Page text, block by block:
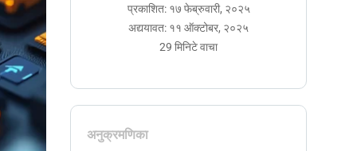
प्रकाशित: १७ फेब्रुवारी, २०२५
अद्ययावत: ११ ऑक्टोबर, २०२५
29 मिनिटे वाचा
अनुक्रमणिका